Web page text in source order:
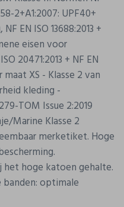
2+A1:2007: UPF40+
EN ISO 13688:2013 +
eisen voor
20471:2013 + NF EN
maat XS - Klasse 2 van
kleding -
TOM Issue 2:2019
Marine Klasse 2
merketiket. Hoge
hoge katoen gehalte.
optimale